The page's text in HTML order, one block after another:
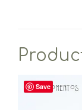
Save